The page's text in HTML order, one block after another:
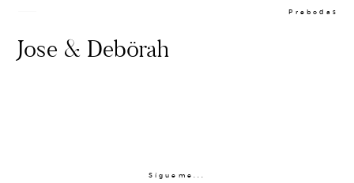
Prebodas
Jose & Debörah
Sígueme...